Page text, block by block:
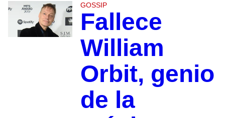
GOSSIP
Fallece
William
Orbit, genio
de la